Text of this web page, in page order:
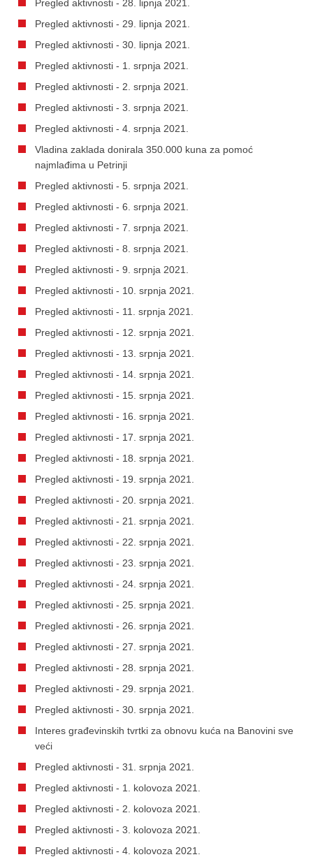
Pregled aktivnosti - 28. lipnja 2021.
Pregled aktivnosti - 29. lipnja 2021.
Pregled aktivnosti - 30. lipnja 2021.
Pregled aktivnosti - 1. srpnja 2021.
Pregled aktivnosti - 2. srpnja 2021.
Pregled aktivnosti - 3. srpnja 2021.
Pregled aktivnosti - 4. srpnja 2021.
Vladina zaklada donirala 350.000 kuna za pomoć
najmlađima u Petrinji
Pregled aktivnosti - 5. srpnja 2021.
Pregled aktivnosti - 6. srpnja 2021.
Pregled aktivnosti - 7. srpnja 2021.
Pregled aktivnosti - 8. srpnja 2021.
Pregled aktivnosti - 9. srpnja 2021.
Pregled aktivnosti - 10. srpnja 2021.
Pregled aktivnosti - 11. srpnja 2021.
Pregled aktivnosti - 12. srpnja 2021.
Pregled aktivnosti - 13. srpnja 2021.
Pregled aktivnosti - 14. srpnja 2021.
Pregled aktivnosti - 15. srpnja 2021.
Pregled aktivnosti - 16. srpnja 2021.
Pregled aktivnosti - 17. srpnja 2021.
Pregled aktivnosti - 18. srpnja 2021.
Pregled aktivnosti - 19. srpnja 2021.
Pregled aktivnosti - 20. srpnja 2021.
Pregled aktivnosti - 21. srpnja 2021.
Pregled aktivnosti - 22. srpnja 2021.
Pregled aktivnosti - 23. srpnja 2021.
Pregled aktivnosti - 24. srpnja 2021.
Pregled aktivnosti - 25. srpnja 2021.
Pregled aktivnosti - 26. srpnja 2021.
Pregled aktivnosti - 27. srpnja 2021.
Pregled aktivnosti - 28. srpnja 2021.
Pregled aktivnosti - 29. srpnja 2021.
Pregled aktivnosti - 30. srpnja 2021.
Interes građevinskih tvrtki za obnovu kuća na Banovini sve
veći
Pregled aktivnosti - 31. srpnja 2021.
Pregled aktivnosti - 1. kolovoza 2021.
Pregled aktivnosti - 2. kolovoza 2021.
Pregled aktivnosti - 3. kolovoza 2021.
Pregled aktivnosti - 4. kolovoza 2021.